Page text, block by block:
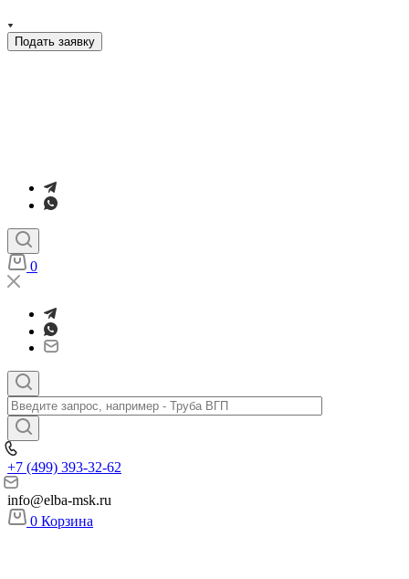
Подать заявку
0
+7 (499) 393-32-62
info@elba-msk.ru
0 Корзина